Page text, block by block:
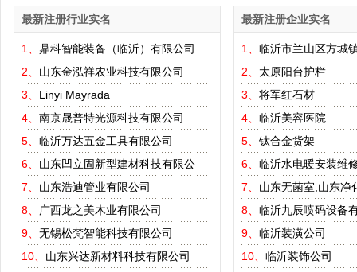
最新注册行业实名
1、 鼎科智能装备（临沂）有限公司
2、 山东金泓祥农业科技有限公司
3、 Linyi Mayrada
4、 南京晟普特光源科技有限公司
5、 临沂万达五金工具有限公司
6、 山东凹立固新型建材科技有限公
7、 山东浩迪管业有限公司
8、
广西龙之美木业有限公司
9、 无锡松梵智能科技有限公司
10、 山东兴达新材料科技有限公司
最新注册企业实名
1、 临沂市兰山区方城
2、 太原阳台护栏
3、 将军红石材
4、 临沂美容医院
5、 钛合金货架
6、 临沂水电暖安装维
7、 山东无菌室,山东净
8、 临沂九辰喷码设备
9、 临沂装潢公司
10、 临沂装饰公司